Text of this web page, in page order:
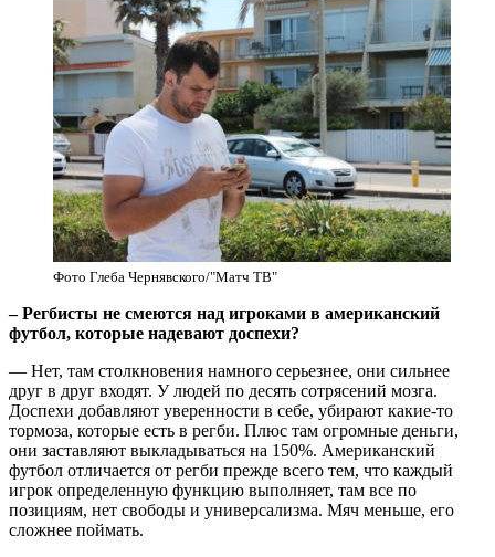
Фото Глеба Чернявского/"Матч ТВ"
– Регбисты не смеются над игроками в американский
футбол, которые надевают доспехи?
— Нет, там столкновения намного серьезнее, они сильнее
друг в друг входят. У людей по десять сотрясений мозга.
Доспехи добавляют уверенности в себе, убирают какие-то
тормоза, которые есть в регби. Плюс там огромные деньги,
они заставляют выкладываться на 150%. Американский
футбол отличается от регби прежде всего тем, что каждый
игрок определенную функцию выполняет, там все по
позициям, нет свободы и универсализма. Мяч меньше, его
сложнее поймать.